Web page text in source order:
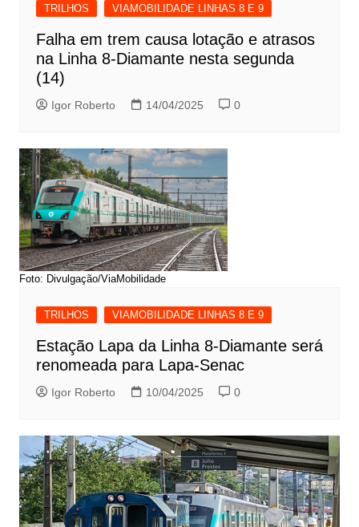
TRILHOS VIAMOBILIDADE LINHAS 8 E 9
Falha em trem causa lotação e atrasos
na Linha 8-Diamante nesta segunda
(14)
Igor Roberto 14/04/2025 0
Foto: Divulgação/ViaMobilidade
TRILHOS VIAMOBILIDADE LINHAS 8 E 9
Estação Lapa da Linha 8-Diamante será
renomeada para Lapa-Senac
Igor Roberto 10/04/2025 0